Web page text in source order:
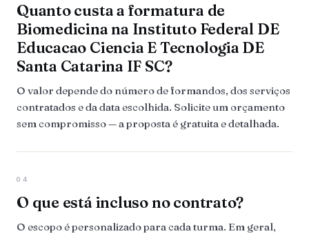
Quanto custa a formatura de
Biomedicina na Instituto Federal DE
Educacao Ciencia E Tecnologia DE
Santa Catarina IF SC?
O valor depende do número de formandos, dos serviços
contratados e da data escolhida. Solicite um orçamento
sem compromisso — a proposta é gratuita e detalhada.
04
O que está incluso no contrato?
O escopo é personalizado para cada turma. Em geral,